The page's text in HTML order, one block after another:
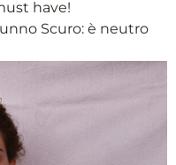
have!
Scuro: è neutro